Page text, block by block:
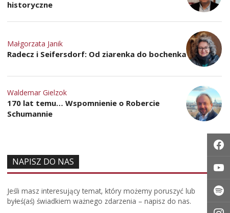
historyczne
Małgorzata Janik
Radecz i Seifersdorf: Od ziarenka do bochenka
Waldemar Gielzok
170 lat temu… Wspomnienie o Robercie
Schumannie
NAPISZ DO NAS
Jeśli masz interesujący temat, który możemy poruszyć lub
byłeś(aś) świadkiem ważnego zdarzenia – napisz do nas.